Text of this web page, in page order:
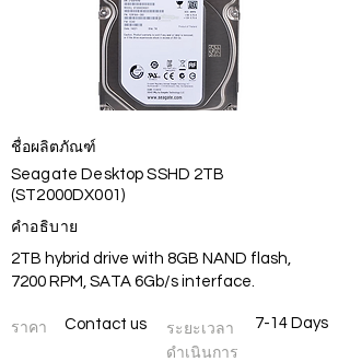
ชื่อผลิตภัณฑ์
Seagate Desktop SSHD 2TB
(ST2000DX001)
คำอธิบาย
2TB hybrid drive with 8GB NAND flash,
7200 RPM, SATA 6Gb/s interface.
ราคา Contact us
ระยะเวลา
ดำเนินการ
7-14 Days